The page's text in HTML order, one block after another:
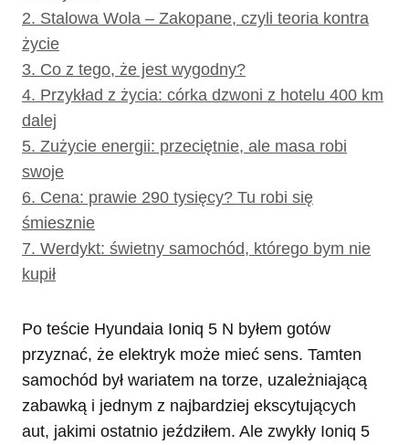
2. Stalowa Wola – Zakopane, czyli teoria kontra
życie
3. Co z tego, że jest wygodny?
4. Przykład z życia: córka dzwoni z hotelu 400 km
dalej
5. Zużycie energii: przeciętnie, ale masa robi
swoje
6. Cena: prawie 290 tysięcy? Tu robi się
śmiesznie
7. Werdykt: świetny samochód, którego bym nie
kupił
Po teście Hyundaia Ioniq 5 N byłem gotów
przyznać, że elektryk może mieć sens. Tamten
samochód był wariatem na torze, uzależniającą
zabawką i jednym z najbardziej ekscytujących
aut, jakimi ostatnio jeździłem. Ale zwykły Ioniq 5